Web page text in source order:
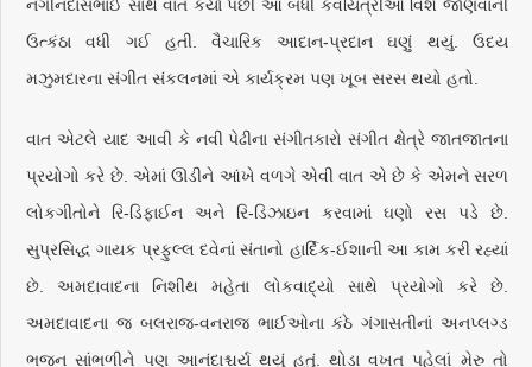
નગીનદાસભાઈ સાથે વાત કર્યા પછી આ બધી કવયિત્રીઓ વિશે જાણવાની
ઉત્કંઠા વધી ગઈ હતી. વૈચારિક આદાન-પ્રદાન ઘણું થયું. ઉદય
મઝુમદારના સંગીત સંકલનમાં એ કાર્યક્રમ પણ ખૂબ સરસ થયો હતો.
વાત એટલે યાદ આવી કે નવી પેઢીના સંગીતકારો સંગીત ક્ષેત્રે જાતજાતના
પ્રયોગો કરે છે. એમાં ઊડીને આંખે વળગે એવી વાત એ છે કે એમને સરળ
લોકગીતોને રિ-ડિફાઈન અને રિ-ડિઝાઇન કરવામાં ઘણો રસ પડે છે.
સુપ્રસિદ્ધ ગાયક પ્રફુલ્લ દવેનાં સંતાનો હાર્દિક-ઈશાની આ કામ કરી રહ્યાં
છે. અમદાવાદના નિશીથ મહેતા લોકવાદ્યો સાથે પ્રયોગો કરે છે.
અમદાવાદના જ બલરાજ-વનરાજ ભાઈઓના કંઠે ગંગાસતીનાં અનપ્લગ્ડ
ભજન સાંભળીને પણ આનંદાશ્ચર્ય થયું હતું. થોડા વખત પહેલાં મેરુ તો